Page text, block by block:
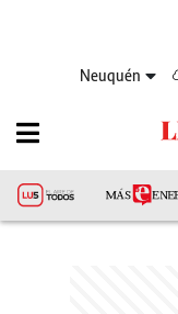
Neuquén